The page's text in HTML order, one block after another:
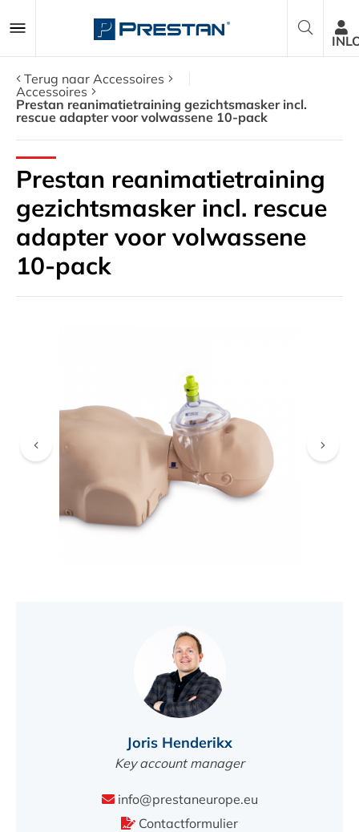
Reanimatiepoppen
Pakketten
Accessoires
Onderdelen
VIND EEN DEALER
Terug naar Accessoires
Accessoires
Prestan reanimatietraining gezichtsmasker incl.
rescue adapter voor volwassene 10-pack
Prestan reanimatietraining
gezichtsmasker incl. rescue
adapter voor volwassene
10-pack
Joris Henderikx
Key account manager
info@prestaneurope.eu
Contactformulier